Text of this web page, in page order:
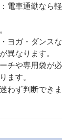
電車通勤なら軽
ヨガ・ダンスな
異なります。
チや専用袋が必
ます。
わず判断できま